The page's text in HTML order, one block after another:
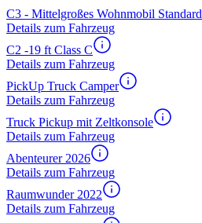
C3 - Mittelgroßes Wohnmobil Standard
Details zum Fahrzeug
C2 -19 ft Class C
Details zum Fahrzeug
PickUp Truck Camper
Details zum Fahrzeug
Truck Pickup mit Zeltkonsole
Details zum Fahrzeug
Abenteurer 2026
Details zum Fahrzeug
Raumwunder 2022
Details zum Fahrzeug